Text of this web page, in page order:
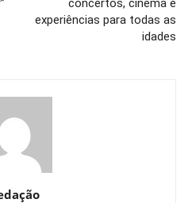
experiências para todas as
idades